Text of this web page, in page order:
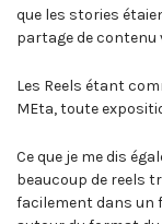
que les stories
partage de contenu
Les Reels étant
MEta, toute
Ce que je me dis
beaucoup de reels
facilement dans un